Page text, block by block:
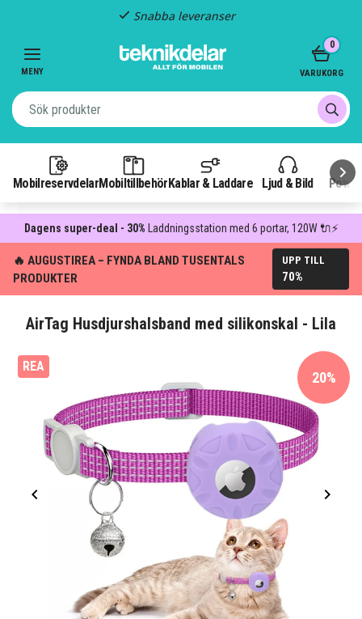
Snabba leveranser
MENY
MobilreservdelarMobiltillbehör Kablar & Laddare Ljud & Bild
0
VARUKORG
Dagens super-deal - 30% Laddningsstation med 6 portar, 120W 🔌⚡
🔥 AUGUSTIREA – FYNDA BLAND TUSENTALS
PRODUKTER
UPP TILL
70%
AirTag Husdjurshalsband med silikonskal - Lila
REA
20%